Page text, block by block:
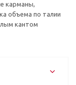
карманы,
объема по талии
кантом